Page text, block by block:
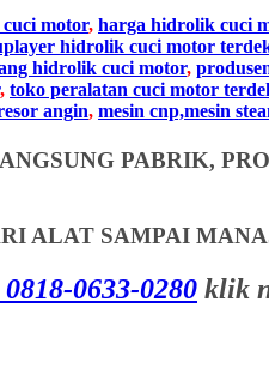
motor, harga hidrolik cuci
hidrolik cuci motor
hidrolik cuci motor,
, toko peralatan cuci motor
angin, mesin cnp,mesin
PABRIK,
ALAT SAMPAI
0818-0633-0280 klik